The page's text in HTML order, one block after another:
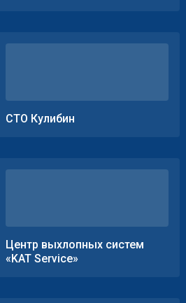
СТО Кулибин
Центр выхлопных систем
«KAT Service»